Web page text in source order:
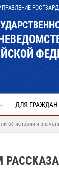
ДЛЯ ГРАЖДАН
об истории и